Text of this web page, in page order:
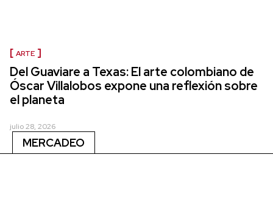
ARTE
Del Guaviare a Texas: El arte colombiano de
Óscar Villalobos expone una reflexión sobre
el planeta
julio 28, 2026
MERCADEO